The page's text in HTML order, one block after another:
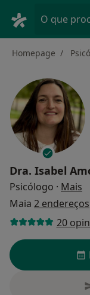
O que
Homepage
Dra. Isabel
Psicólogo · Mais
Maia 2 endereços
20